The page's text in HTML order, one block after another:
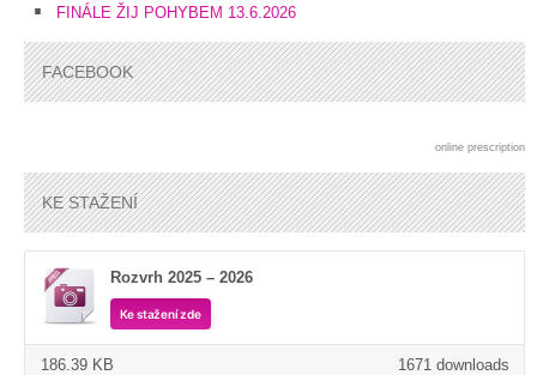
FINÁLE ŽIJ POHYBEM 13.6.2026
FACEBOOK
online prescription
KE STAŽENÍ
Rozvrh 2025 – 2026
Ke stažení zde
1671 downloads
186.39 KB